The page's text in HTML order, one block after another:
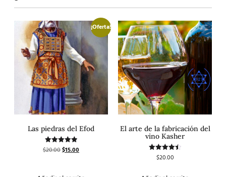
¡Oferta!
Las piedras del Efod
Valorado
con
$20.00$15.00
El arte de la fabricación del
vino Kasher
Valorado
$20.00